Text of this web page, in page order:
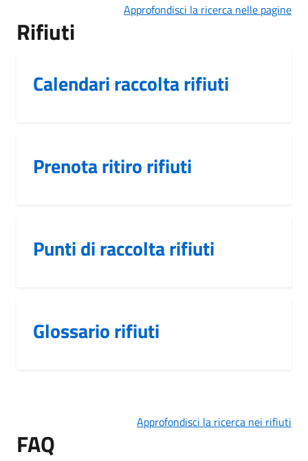
Approfondisci la ricerca nelle pagine
Rifiuti
Calendari raccolta rifiuti
Prenota ritiro rifiuti
Punti di raccolta rifiuti
Glossario rifiuti
Approfondisci la ricerca nei rifiuti
FAQ